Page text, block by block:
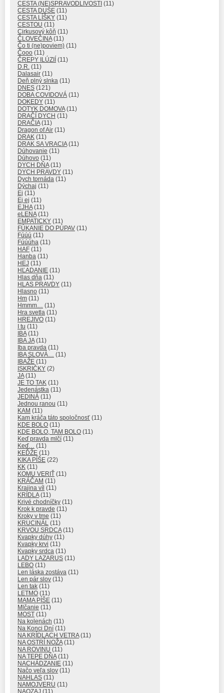
CESTA (NE)SPRAVODLIVOSTI (11)
CESTA DUŠE (11)
CESTA LÍŠKY (11)
CESTOU (11)
Cirkusový kôň (11)
ČLOVEČINA(11)
Čo ti (ne)poviem) (11)
Čooo (11)
ČREPY ILÚZIÍ
(11)
D.R. (11)
Dalasair (11)
Deň plný slnka (11)
DNES (121)
DOBA COVIDOVÁ (11)
DOKEDY (11)
DOTYK DOMOVA(11)
DRAČÍ DYCH (11)
DRAČIA(11)
Dragon of Air (11)
DRAK (11)
DRAK SA VRACIA(11)
Dúhovanie (11)
Dúhovo (11)
DYCH DŇA(11)
DYCH PRAVDY (11)
Dych tornáda (11)
Dýchaj (11)
Ej (11)
Ej ej (11)
EJHA(11)
eLENA(11)
EMPATICKY (11)
FÚKANIE DO PÚPAV (11)
Fúúú (11)
Fúúúha (11)
HAF (11)
Hanba (11)
HEJ (11)
HĽADANIE (11)
Hlas dňa (11)
HLAS PRAVDY (11)
Hlasno (11)
Hm (11)
Hmmm… (11)
Hra svetla (11)
HREJIVO (11)
I tu (11)
IBA(11)
IBA JA(11)
Iba pravda (11)
IBA SLOVÁ… (11)
IBAŽE (11)
ISKRIČKY (2)
JA(11)
JE TO TAK (11)
Jedenástka (11)
JEDINÁ (11)
Jednou ranou (11)
KAM (11)
Kam kráča táto spoločnosť (11)
KDE BOLO (11)
KDE BOLO, TAM BOLO (11)
Keď pravda mlčí (11)
Keď… (11)
KEĎŽE (11)
KIKA PÍŠE (22)
KK (11)
KOMU VERIŤ (11)
KRÁČAM (11)
Krajina víl (11)
KRÍDLA(11)
Krivé chodníčky (11)
Krok k pravde (11)
Kroky v tme (11)
KRUCINÁL (11)
KRVOU SRDCA(11)
Kvapky dúhy (11)
Kvapky krvi (11)
Kvapky srdca (11)
LADY LAZARUS (11)
LEBO (11)
Len láska zostáva (11)
Len pár slov (11)
Len tak (11)
LETMO (11)
MAMA PÍŠE (11)
Mlčanie (11)
MOST (11)
Na kolenách (11)
Na Konci Dní (11)
NA KRÍDLACH VETRA(11)
NA OSTRÍ NOŽA(11)
NA ROVINU (11)
NA TEPE DŇA(11)
NACHÁDZANIE (11)
Načo veľa slov (11)
NAHLAS (11)
NAMOJVERU (11)